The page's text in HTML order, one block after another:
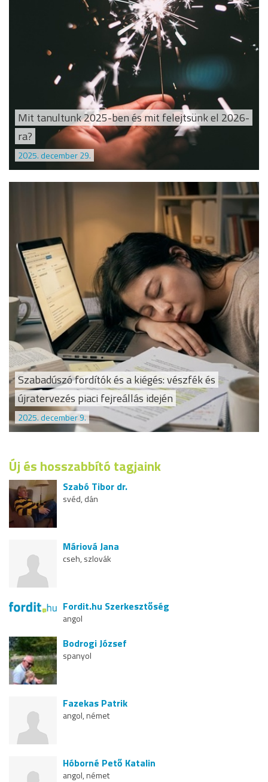
Mit tanultunk 2025-ben és mit felejtsünk el 2026-
ra?
2025. december 29.
Szabadúszó fordítók és a kiégés: vészfék és
újratervezés piaci fejreállás idején
2025. december 9.
Új és hosszabbító tagjaink
Szabó Tibor dr.
svéd, dán
Máriová Jana
cseh, szlovák
Fordit.hu Szerkesztőség
angol
Bodrogi József
spanyol
Fazekas Patrik
angol, német
Hóborné Pető Katalin
angol, német